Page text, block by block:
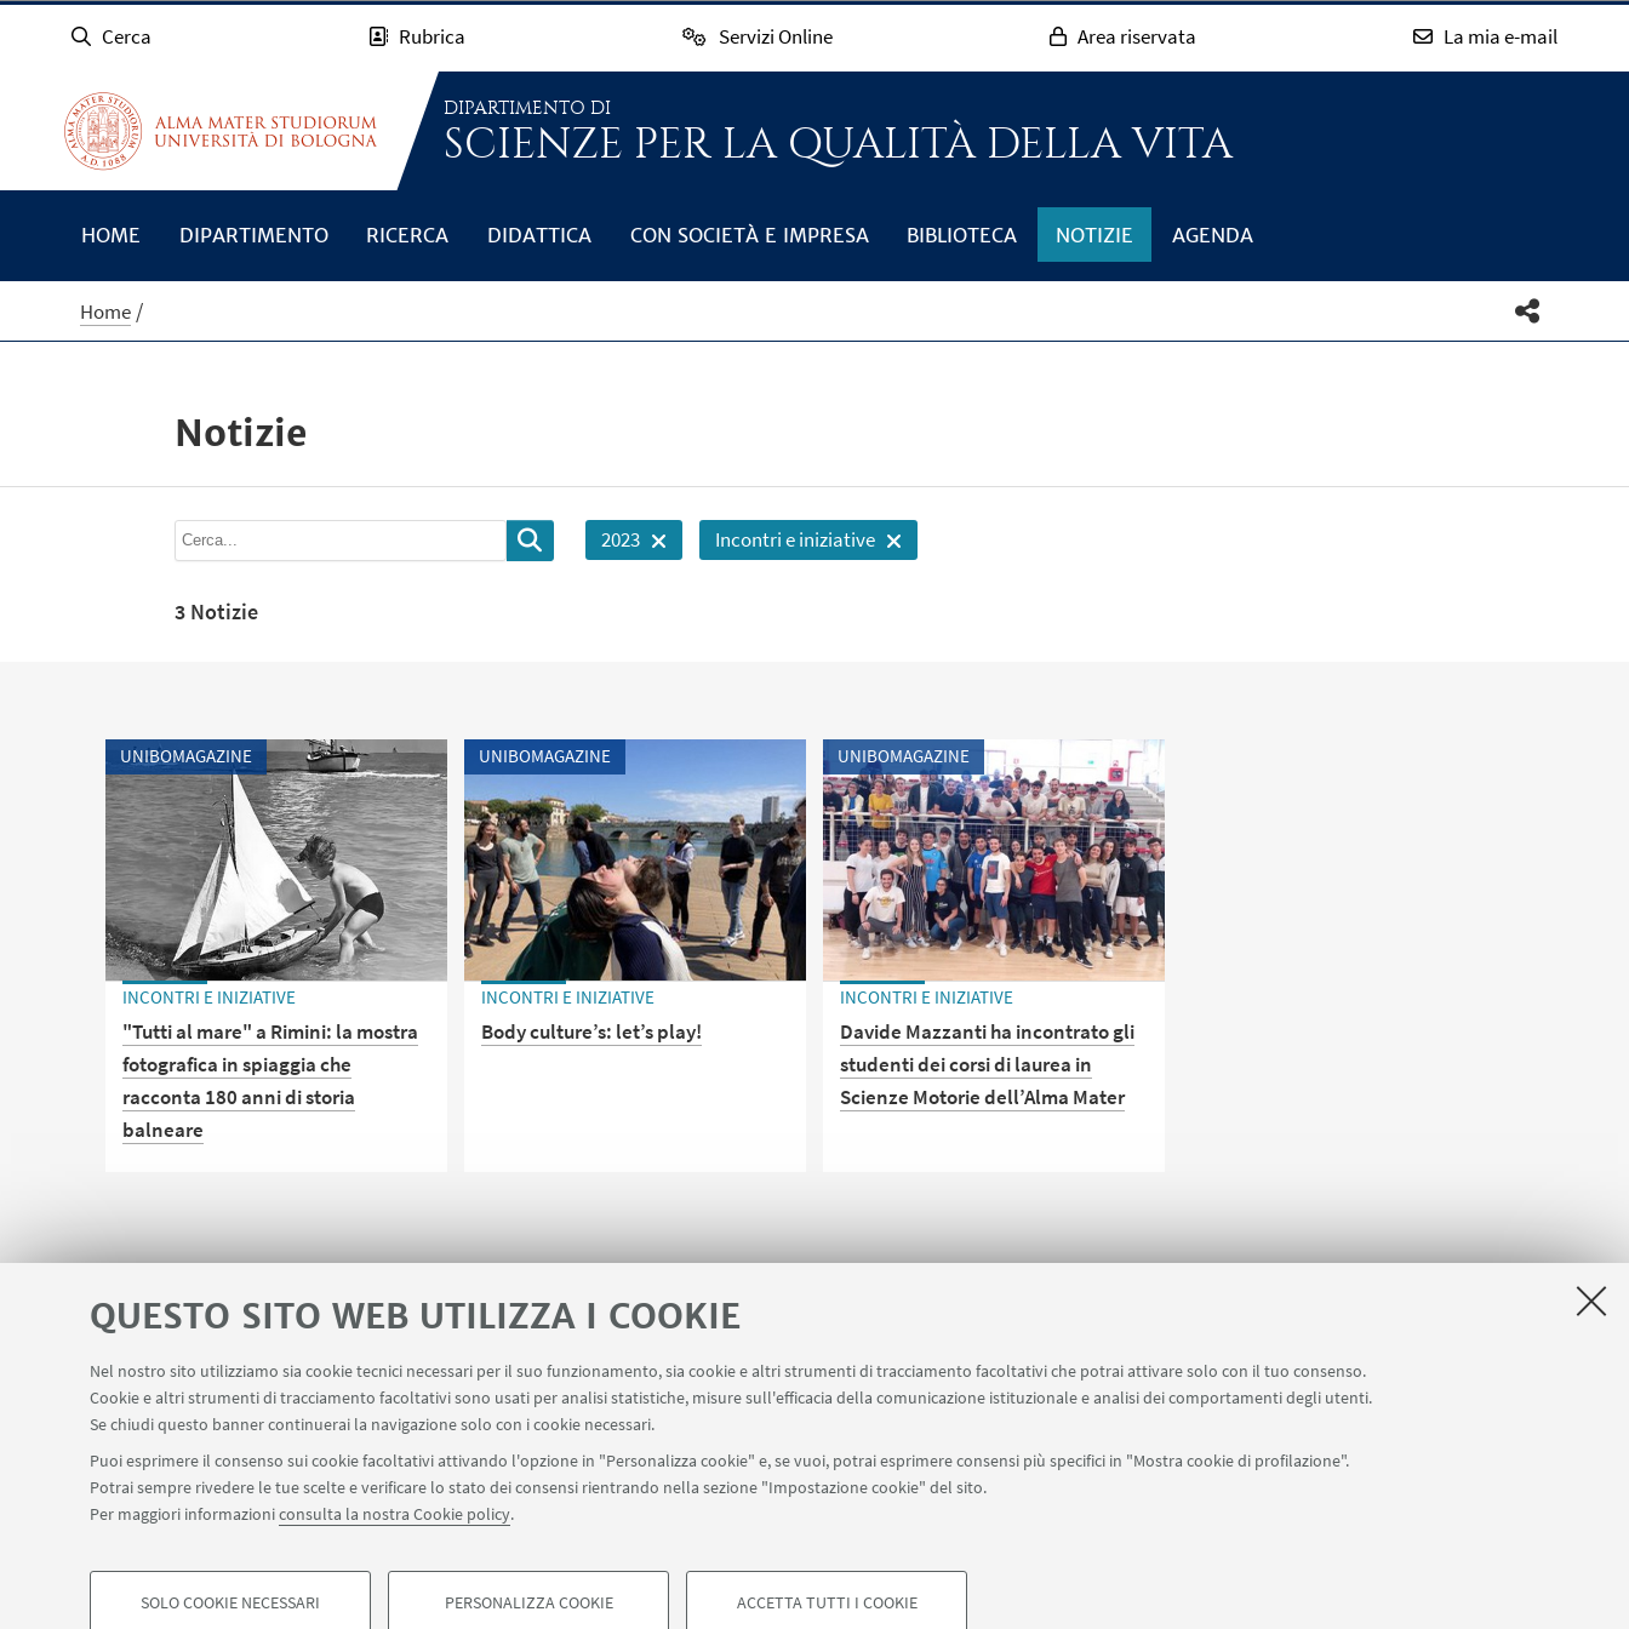
QUESTO SITO WEB UTILIZZA I COOKIE
Nel nostro sito utilizziamo sia cookie tecnici necessari per il suo funzionamento, sia cookie e altri strumenti di tracciamento facoltativi che potrai attivare solo con il tuo consenso.
Cookie e altri strumenti di tracciamento facoltativi sono usati per analisi statistiche, misure sull'efficacia della comunicazione istituzionale e analisi dei comportamenti degli utenti.
Se chiudi questo banner continuerai la navigazione solo con i cookie necessari.
Puoi esprimere il consenso sui cookie facoltativi attivando l'opzione in "Personalizza cookie" e, se vuoi, potrai esprimere consensi più specifici in "Mostra cookie di profilazione".
Potrai sempre rivedere le tue scelte e verificare lo stato dei consensi rientrando nella sezione "Impostazione cookie" del sito.
Per maggiori informazioniconsulta la nostra Cookie policy.
SOLO COOKIE NECESSARI PERSONALIZZA COOKIE ACCETTA TUTTI I COOKIE
Cerca Rubrica Servizi Online Area riservata La mia e-mail
DIPARTIMENTO DI
SCIENZE PER LA QUALITÀ DELLA VITA
HOME DIPARTIMENTO RICERCA DIDATTICA CON SOCIETÀ E IMPRESA BIBLIOTECA NOTIZIE AGENDA
Home
Notizie
2023 Incontri e iniziative
3 Notizie
UNIBOMAGAZINE
INCONTRI E INIZIATIVE
"Tutti al mare" a Rimini: la mostra
fotografica in spiaggia che
racconta 180 anni di storia
balneare
raccontare, dal bagno 47 al bagno
100, le vacanze a Rimini dai suoi
esordi ottocenteschi a oggi. Un
progetto a cui hanno collaborato
anche il Dipartimento di Scienze per
la Qualità della Vita - QuVi e il Centro
di Studi Avanzati sul Turismo - CAST
dell'Alma Mater
UNIBOMAGAZINE
INCONTRI E INIZIATIVE
Body culture’s: let’s play!
UNIBOMAGAZINE
INCONTRI E INIZIATIVE
Davide Mazzanti ha incontrato gli
studenti dei corsi di laurea in
Scienze Motorie dell’Alma Mater
di confronto dedicato alla
LINK UTILI Area riservata
SEGUI UNIBO SU:
©Copyright 2026 - ALMA MATER STUDIORUM - Università di Bologna - Via Zamboni, 33 - 40126 Bologna - PI: 01131710376 - CF: 80007010376
Note legali Informazioni sul sito e accessibilità Impostazioni Cookie